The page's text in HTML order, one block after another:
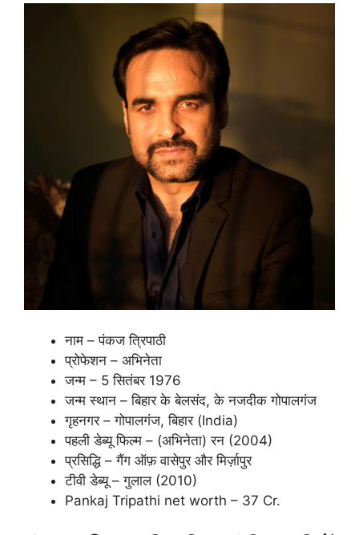
नाम – पंकज त्रिपाठी
प्रोफेशन – अभिनेता
जन्म – 5 सितंबर 1976
जन्म स्थान – बिहार के बेलसंद, के नजदीक गोपालगंज
गृहनगर – गोपालगंज, बिहार (India)
पहली डेब्यू फिल्म – (अभिनेता) रन (2004)
प्रसिद्धि – गैंग ऑफ़ वासेपुर और मिर्ज़ापुर
टीवी डेब्यू – गुलाल (2010)
Pankaj Tripathi net worth – 37 Cr.